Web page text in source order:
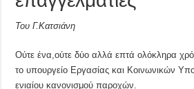
Του Γ.Κατσιάνη
Ούτε ένα,ούτε δύο αλλά επτά ολόκληρα
το υπουργείο Εργασίας και Κοινωνικών
ενιαίου κανονισμού παροχών.